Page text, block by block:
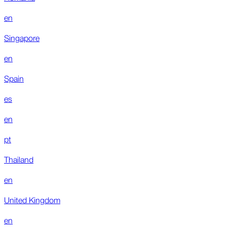
en
Singapore
en
Spain
es
en
pt
Thailand
en
United Kingdom
en